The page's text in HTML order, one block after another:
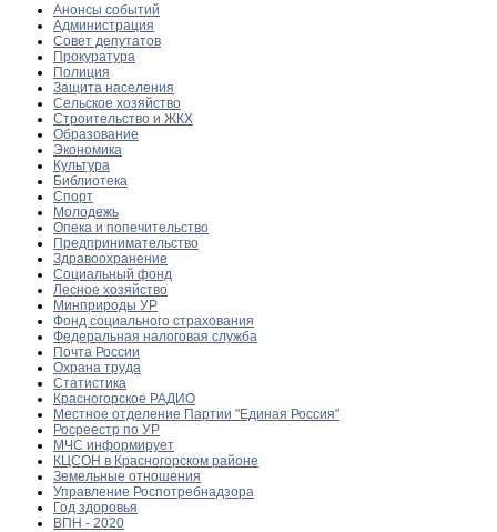
Анонсы событий
Администрация
Совет депутатов
Прокуратура
Полиция
Защита населения
Сельское хозяйство
Строительство и ЖКХ
Образование
Экономика
Культура
Библиотека
Спорт
Молодежь
Опека и попечительство
Предпринимательство
Здравоохранение
Социальный фонд
Лесное хозяйство
Минприроды УР
Фонд социального страхования
Федеральная налоговая служба
Почта России
Охрана труда
Статистика
Красногорское РАДИО
Местное отделение Партии "Единая Россия"
Росреестр по УР
МЧС информирует
КЦСОН в Красногорском районе
Земельные отношения
Управление Роспотребнадзора
Год здоровья
ВПН - 2020